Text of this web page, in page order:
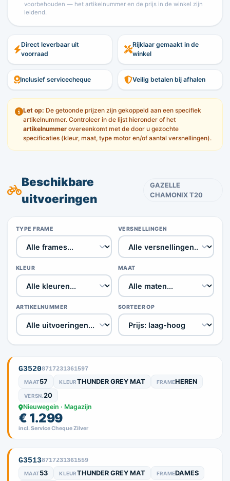
voorbehouden — het artikelnummer en de prijs in de winkel zijn
leidend.
Direct leverbaar uit
voorraad
Rijklaar gemaakt in de
winkel
Inclusief servicecheque Veilig betalen bij afhalen
Let op: De getoonde prijzen zijn gekoppeld aan een specifiek
artikelnummer. Controleer in de lijst hieronder of het
artikelnummer overeenkomt met de door u gezochte
specificaties (kleur, maat, type motor en/of aantal versnellingen).
Beschikbare
uitvoeringen
GAZELLE
CHAMONIX T20
TYPE FRAME VERSNELLINGEN
KLEUR MAAT
ARTIKELNUMMER SORTEER OP
G35208717231361597
MAAT57 KLEURTHUNDER GREY MAT FRAMEHEREN
VERSN.20
Nieuwegein · Magazijn
€ 1.299
incl. Service Cheque Zilver
G35138717231361559
MAAT53 KLEURTHUNDER GREY MAT FRAMEDAMES